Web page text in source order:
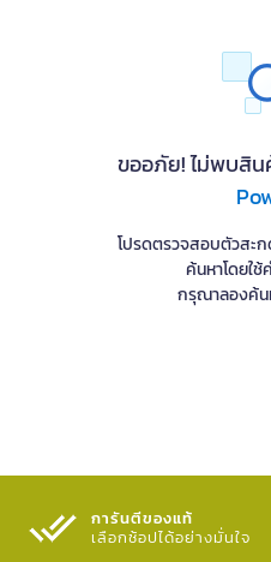
ขออภัย! ไม่พบสิ
โปรดตรวจสอบตัวสะ
ค้นหาโดยใช้
กรุณาลองค้น
การันตีของแท้
เลือกช้อปได้อย่างมั่นใจ​